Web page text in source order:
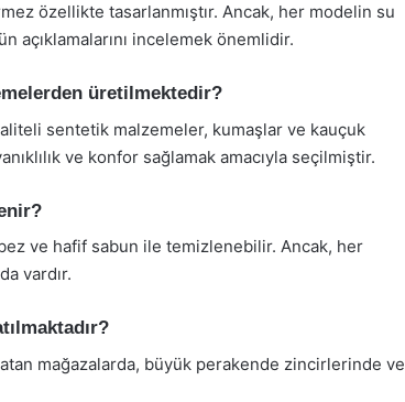
özellikte tasarlanmıştır. Ancak, her modelin su
açıklamalarını incelemek önemlidir.
üretilmektedir?
sentetik malzemeler, kumaşlar ve kauçuk
ve konfor sağlamak amacıyla seçilmiştir.
ve hafif sabun ile temizlenebilir. Ancak, her
vardır.
mağazalarda, büyük perakende zincirlerinde ve